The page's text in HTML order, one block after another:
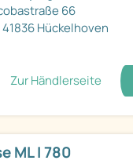
66
41836 Hückelhoven
Zur Händlerseite
ML I 780